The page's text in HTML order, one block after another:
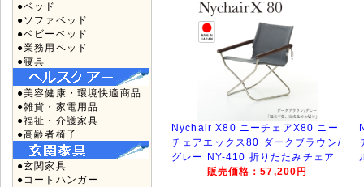
●ベッド
●ソファベッド
●ベビーベッド
●業務用ベッド
●寝具
●美容健康・環境快適商品
●雑貨・家電用品
●福祉・介護家具
●高齢者椅子
●玄関家具
●コートハンガー
Nychair X80 ニーチェアX80 ニー
チェアエックス80 ダークブラウン/
グレー NY-410 折りたたみチェア
販売価格：57,200円